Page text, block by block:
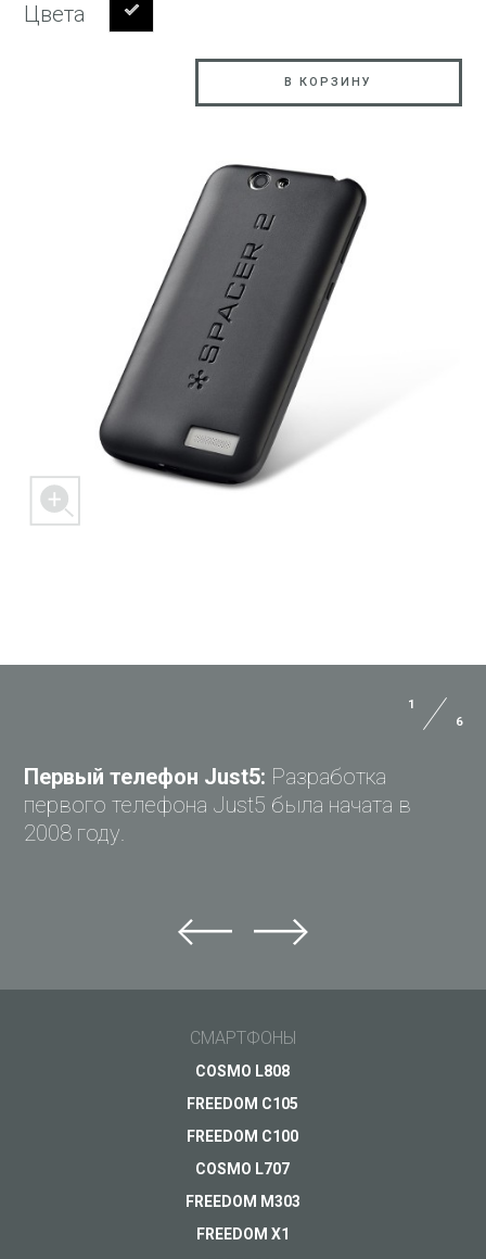
Цвета
В КОРЗИНУ
Не можете найти ответ?
1
6
Первый телефон Just5: Разработка
первого телефона Just5 была начата в
2008 году.
СМАРТФОНЫ
COSMO L808
FREEDOM C105
FREEDOM C100
COSMO L707
FREEDOM M303
FREEDOM X1